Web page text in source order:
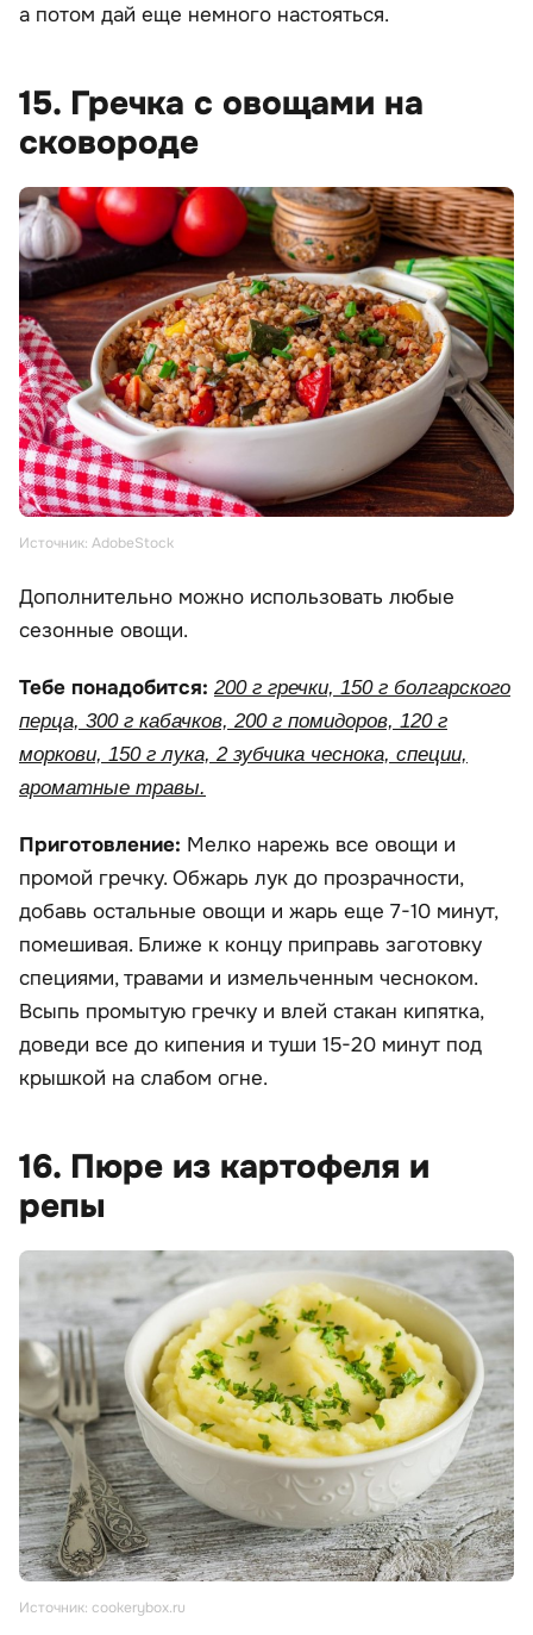
а потом дай еще немного настояться.
15. Гречка с овощами на
сковороде
Источник: AdobeStock
Дополнительно можно использовать любые
сезонные овощи.
Тебе понадобится: 200 г гречки, 150 г болгарского
перца, 300 г кабачков, 200 г помидоров, 120 г
моркови, 150 г лука, 2 зубчика чеснока, специи,
ароматные травы.
Приготовление: Мелко нарежь все овощи и
промой гречку. Обжарь лук до прозрачности,
добавь остальные овощи и жарь еще 7-10 минут,
помешивая. Ближе к концу приправь заготовку
специями, травами и измельченным чесноком.
Всыпь промытую гречку и влей стакан кипятка,
доведи все до кипения и туши 15-20 минут под
крышкой на слабом огне.
16. Пюре из картофеля и
репы
Источник: cookerybox.ru